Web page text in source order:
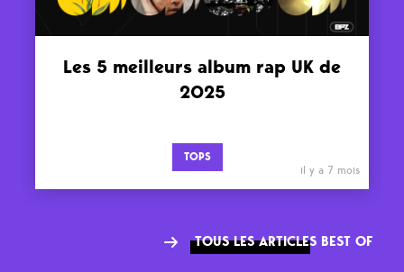
Les 5 meilleurs album rap UK de
2025
TOPS
il y a 7 mois
TOUS LES ARTICLES BEST OF